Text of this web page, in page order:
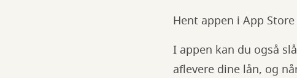
Hent appen i App
I appen kan du også
aflevere dine lån, og